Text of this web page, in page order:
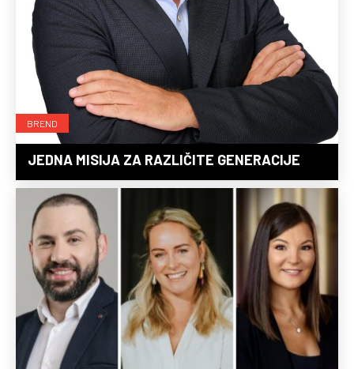
BREND
JEDNA MISIJA ZA RAZLIČITE GENERACIJE